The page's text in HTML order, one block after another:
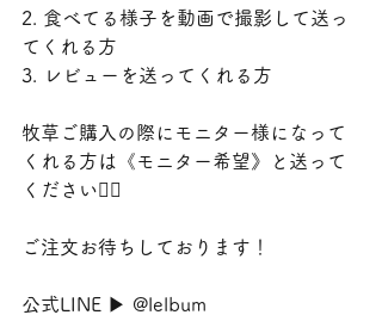
2. 食べてる様子を動画で撮影して送っ
てくれる方
3. レビューを送ってくれる方
牧草ご購入の際にモニター様になって
くれる方は《モニター希望》と送って
ください🙇‍♀️
ご注文お待ちしております！
公式LINE ▶︎ @lelbum